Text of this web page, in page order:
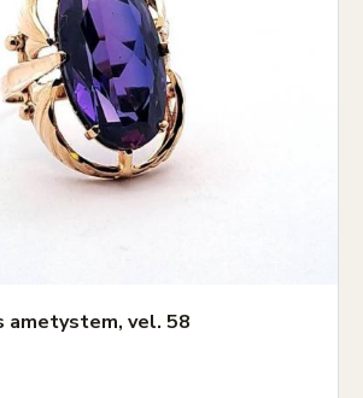
ametystem, vel. 58